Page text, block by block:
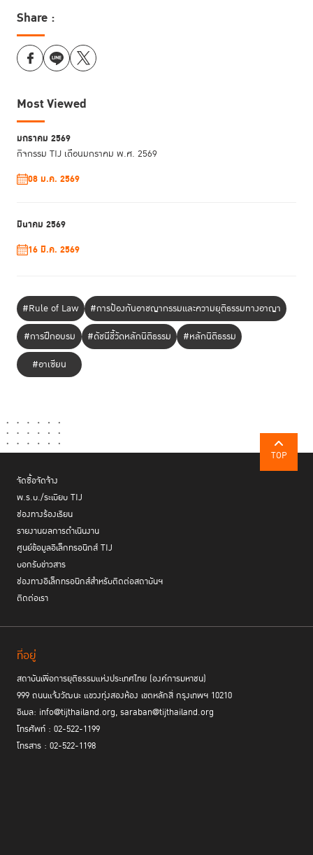
สถาบันเพื่อการยุติธรรมแห่งประเทศไทย (TIJ) ร่วมกับ โครงการสิ่งแวดล้อม
แห่งสหประชาชาติ (UN Environment Programme) และโครงการพัฒนา
แห่งสหประชาชาติ (UNDP) จัดหลักสูตรเสริมสร้างศักยภาพผู้ปฏิบัติงานด้าน
ยุติธรรมสิ่งแวดล้อม ที่ ห้อง Learning Studio 1 อาคารสถาบันเพื่อการ
จังหวัดระยอง ระหว่างวันที่ 24 - 27 มีนาคม พ.ศ. 2569
หลักสูตรดังกล่าวเป็นไปเพื่อให้ความรู้และเสริมศักยภาพผู้เข้าร่วมในประเด็น
สิทธิมนุษยชนและสิ่งแวดล้อมเบื้องต้น การคุ้มครองสิทธิในกระบวนการ
โลกและในไทย รวมทั้งมลพิษวิทยา การประเมินผลกระทบสิ่งแวดล้อมและการมี
Share :
Most Viewed
มกราคม 2569
กิจกรรม TIJ เดือนมกราคม พ.ศ. 2569
08 ม.ค. 2569
มีนาคม 2569
16 มี.ค. 2569
#Rule of Law
#การป้องกันอาชญากรรมและความยุติธรรมทางอาญา
#การฝึกอบรม
#ดัชนีชี้วัดหลักนิติธรรม
#หลักนิติธรรม
#อาเซียน
TOP
จัดซื้อจัดจ้าง
พ.ร.บ./ระเบียบ TIJ
ช่องทางร้องเรียน
รายงานผลการดำเนินงาน
ศูนย์ข้อมูลอิเล็กทรอนิกส์ TIJ
บอกรับข่าวสาร
ช่องทางอิเล็กทรอนิกส์สำหรับติดต่อสถาบันฯ
ติดต่อเรา
ที่อยู่
สถาบันเพื่อการยุติธรรมแห่งประเทศไทย (องค์การมหาชน)
999 ถนนแจ้งวัฒนะ แขวงทุ่งสองห้อง เขตหลักสี่ กรุงเทพฯ 10210
อีเมล: info@tijthailand.org, saraban@tijthailand.org
โทรศัพท์ : 02-522-1199
โทรสาร : 02-522-1198